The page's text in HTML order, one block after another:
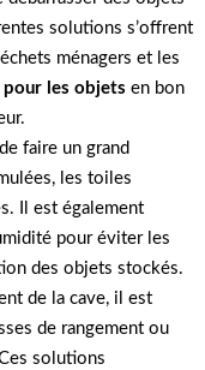
solutions s’offrent
ménagers et les
pour les objets en bon
faire un grand
les toiles
Il est également
pour éviter les
des objets stockés.
de la cave, il est
de rangement ou
solutions